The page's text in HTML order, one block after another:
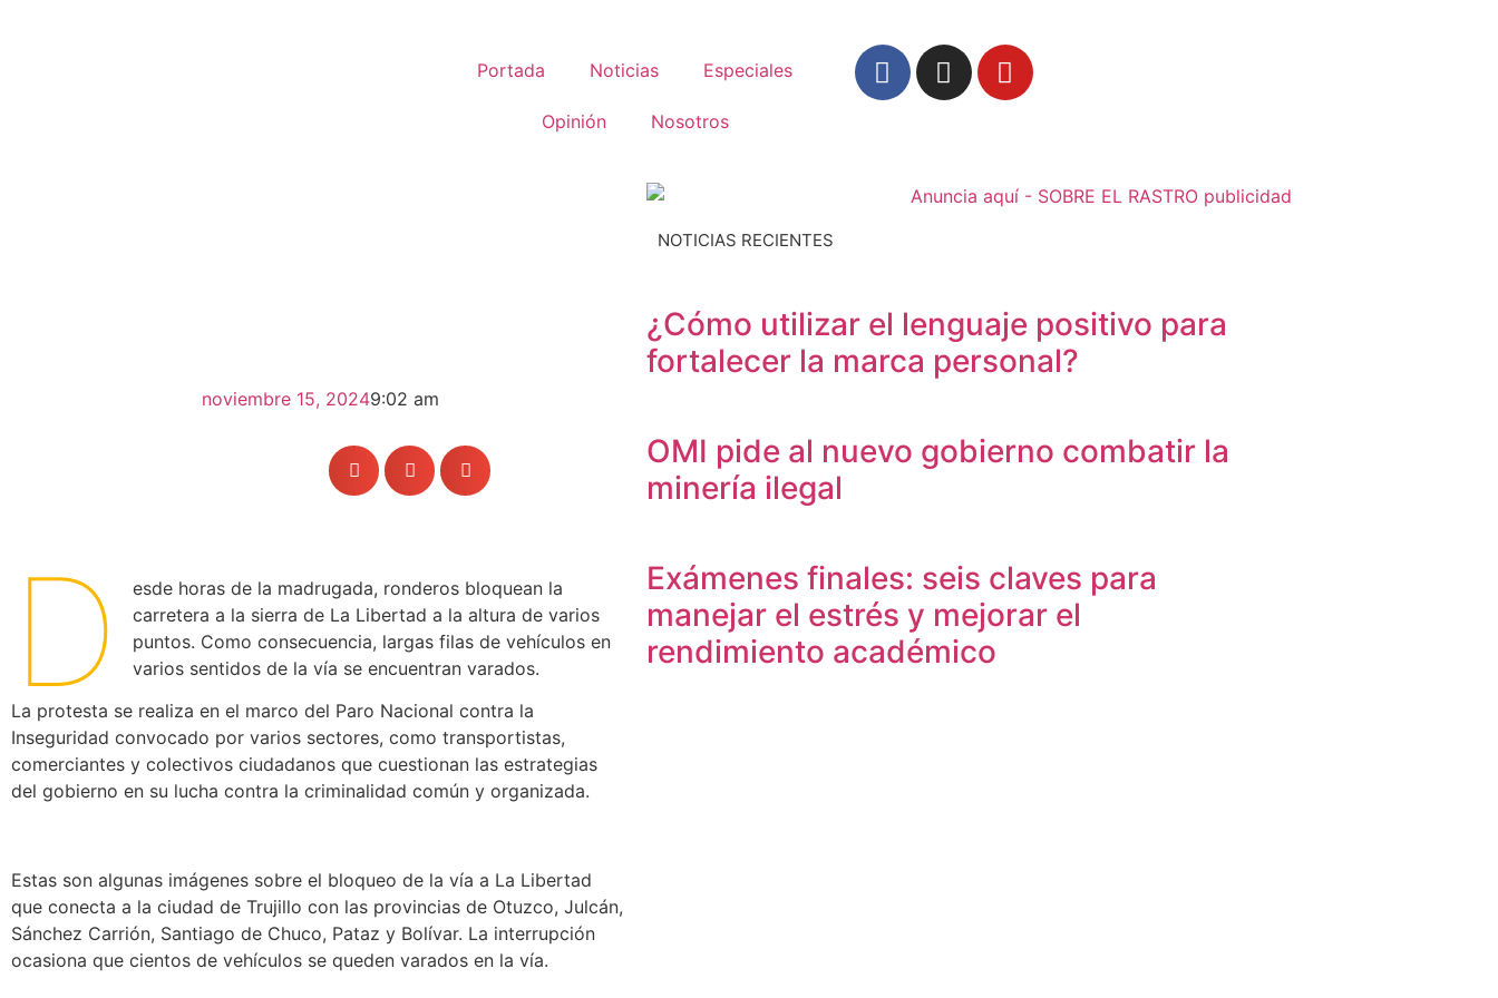
Portada Noticias Especiales
Opinión Nosotros
noviembre 15, 20249:02 am
D
esde horas de la madrugada, ronderos bloquean la
carretera a la sierra de La Libertad a la altura de varios
puntos. Como consecuencia, largas filas de vehículos en
varios sentidos de la vía se encuentran varados.
La protesta se realiza en el marco del Paro Nacional contra la
Inseguridad convocado por varios sectores, como transportistas,
comerciantes y colectivos ciudadanos que cuestionan las estrategias
del gobierno en su lucha contra la criminalidad común y organizada.
Estas son algunas imágenes sobre el bloqueo de la vía a La Libertad
que conecta a la ciudad de Trujillo con las provincias de Otuzco, Julcán,
Sánchez Carrión, Santiago de Chuco, Pataz y Bolívar. La interrupción
ocasiona que cientos de vehículos se queden varados en la vía.
NOTICIAS RECIENTES
¿Cómo utilizar el lenguaje positivo para
fortalecer la marca personal?
OMI pide al nuevo gobierno combatir la
minería ilegal
Exámenes finales: seis claves para
manejar el estrés y mejorar el
rendimiento académico